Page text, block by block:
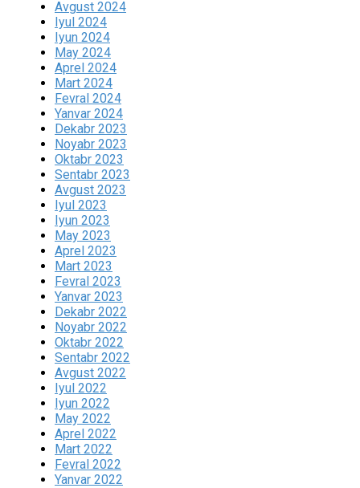
Avgust 2024
Iyul 2024
Iyun 2024
May 2024
Aprel 2024
Mart 2024
Fevral 2024
Yanvar 2024
Dekabr 2023
Noyabr 2023
Oktabr 2023
Sentabr 2023
Avgust 2023
Iyul 2023
Iyun 2023
May 2023
Aprel 2023
Mart 2023
Fevral 2023
Yanvar 2023
Dekabr 2022
Noyabr 2022
Oktabr 2022
Sentabr 2022
Avgust 2022
Iyul 2022
Iyun 2022
May 2022
Aprel 2022
Mart 2022
Fevral 2022
Yanvar 2022